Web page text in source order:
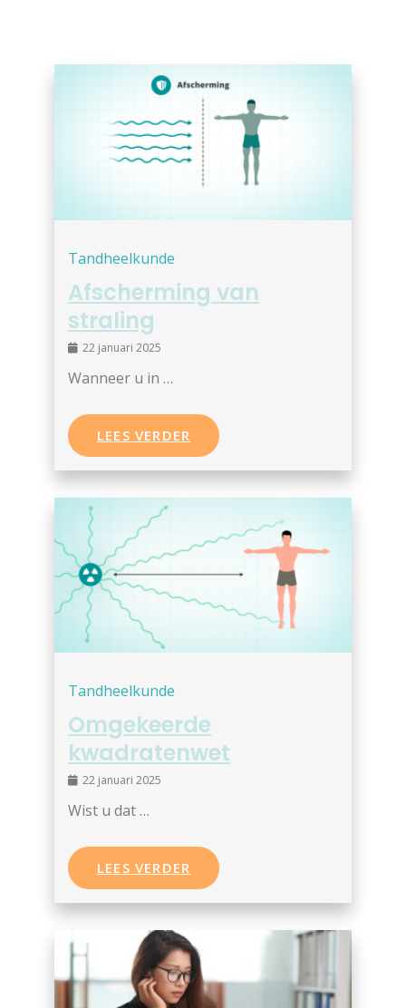
Tandheelkunde
Afscherming van
straling
22 januari 2025
Wanneer u in …
LEES VERDER
Tandheelkunde
Omgekeerde
kwadratenwet
22 januari 2025
Wist u dat …
LEES VERDER